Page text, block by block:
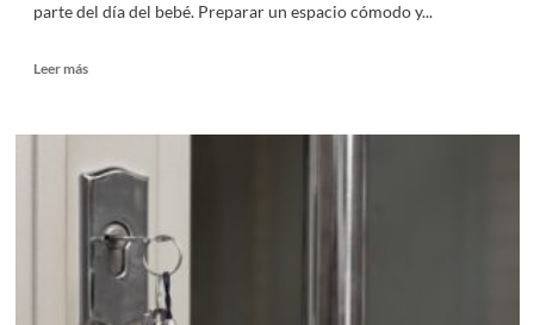
parte del día del bebé. Preparar un espacio cómodo y...
Leer másLeer
Cómo
un
descanso
adecuado
el